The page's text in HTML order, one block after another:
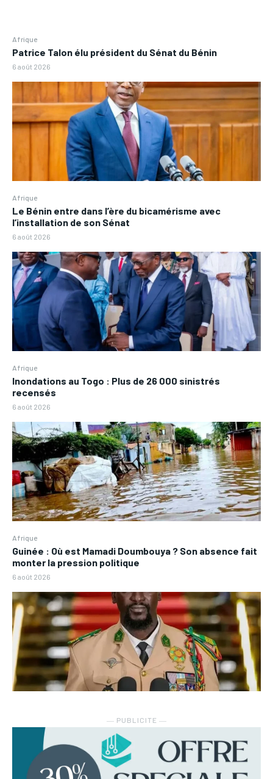
Afrique
Patrice Talon élu président du Sénat du Bénin
6 août 2026
Afrique
Le Bénin entre dans l’ère du bicamérisme avec
l’installation de son Sénat
6 août 2026
Afrique
Inondations au Togo : Plus de 26 000 sinistrés
recensés
6 août 2026
Afrique
Guinée : Où est Mamadi Doumbouya ? Son absence fait
monter la pression politique
6 août 2026
― PUBLICITE ―